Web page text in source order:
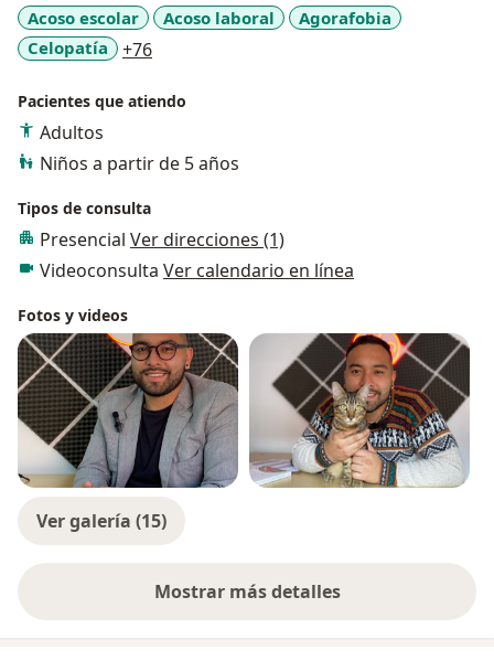
Acoso escolar
Acoso laboral
Agorafobia
Celopatía
+76a11y_sr_more_diseases
Pacientes que atiendo
Adultos
Niños a partir de 5 años
Tipos de consulta
Presencial Ver direcciones (1)
Videoconsulta Ver calendario en línea
Fotos y videos
Ver galería (15)
Mostrar más detalles
sobre la experiencia